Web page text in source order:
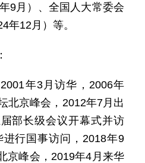
9月）、全国人大常委会
年12月）等。
年3月访华，2006年
北京峰会，2012年7月出
部长级会议开幕式并访
行国事访问，2018年9
京峰会，2019年4月来华